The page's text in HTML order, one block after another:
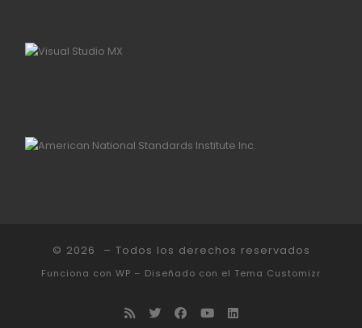
© 2026 – Todos los derechos reservados
Funciona con WP – Diseñado con el Tema Customizr